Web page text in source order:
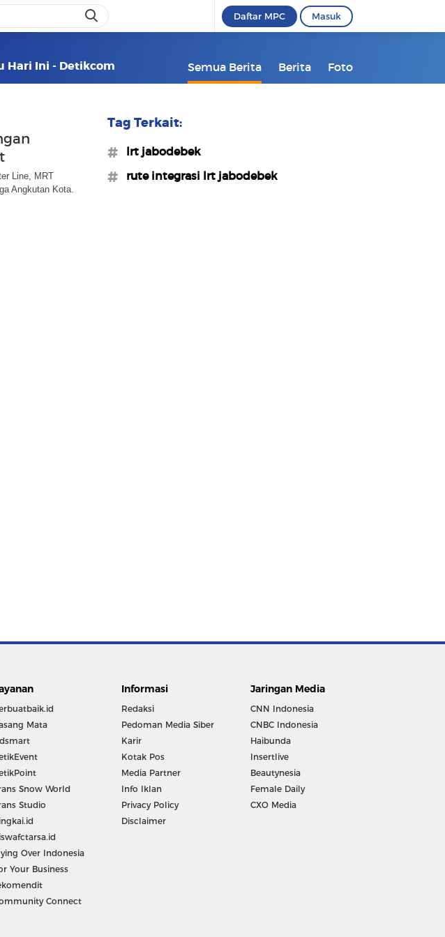
Daftar MPC Masuk
Hari Ini - Detikcom Semua Berita Berita Foto
Line, MRT
Angkutan Kota.
Tag Terkait:
#lrt jabodebek
#rute integrasi lrt jabodebek
Mata
Snow World
Studio
Over Indonesia
Your Business
Connect
Informasi
Redaksi
Pedoman Media Siber
Karir
Kotak Pos
Media Partner
Info Iklan
Privacy Policy
Disclaimer
Jaringan Media
CNN Indonesia
CNBC Indonesia
Haibunda
Insertlive
Beautynesia
Female Daily
CXO Media